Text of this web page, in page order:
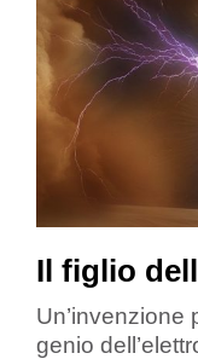
Il figlio
Un’invenzione
genio